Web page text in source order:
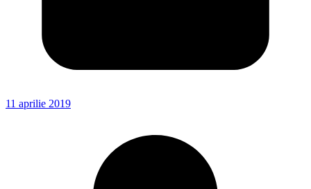
11 aprilie 2019